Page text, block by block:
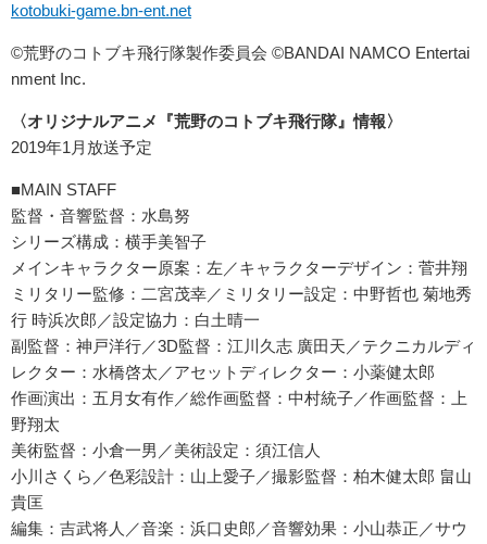
kotobuki-game.bn-ent.net
©荒野のコトブキ飛行隊製作委員会 ©BANDAI NAMCO Entertai
nment Inc.
〈オリジナルアニメ『荒野のコトブキ飛行隊』情報〉
2019年1月放送予定
■MAIN STAFF
監督・音響監督：水島努
シリーズ構成：横手美智子
メインキャラクター原案：左／キャラクターデザイン：菅井翔
ミリタリー監修：二宮茂幸／ミリタリー設定：中野哲也 菊地秀
行 時浜次郎／設定協力：白土晴一
副監督：神戸洋行／3D監督：江川久志 廣田天／テクニカルディ
レクター：水橋啓太／アセットディレクター：小薬健太郎
作画演出：五月女有作／総作画監督：中村統子／作画監督：上
野翔太
美術監督：小倉一男／美術設定：須江信人
小川さくら／色彩設計：山上愛子／撮影監督：柏木健太郎 畠山
貴匡
編集：吉武将人／音楽：浜口史郎／音響効果：小山恭正／サウ